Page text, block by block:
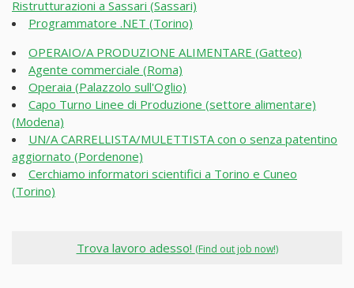
Ristrutturazioni a Sassari (Sassari)
Programmatore .NET (Torino)
OPERAIO/A PRODUZIONE ALIMENTARE (Gatteo)
Agente commerciale (Roma)
Operaia (Palazzolo sull'Oglio)
Capo Turno Linee di Produzione (settore alimentare)
(Modena)
UN/A CARRELLISTA/MULETTISTA con o senza patentino
aggiornato (Pordenone)
Cerchiamo informatori scientifici a Torino e Cuneo
(Torino)
Trova lavoro adesso! (Find out job now!)